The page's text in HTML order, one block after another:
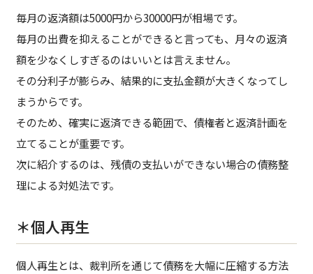
毎月の返済額は5000円から30000円が相場です。
毎月の出費を抑えることができると言っても、月々の返済
額を少なくしすぎるのはいいとは言えません。
その分利子が膨らみ、結果的に支払金額が大きくなってし
まうからです。
そのため、確実に返済できる範囲で、債権者と返済計画を
立てることが重要です。
次に紹介するのは、残債の支払いができない場合の債務整
理による対処法です。
＊個人再生
個人再生とは、裁判所を通じて債務を大幅に圧縮する方法